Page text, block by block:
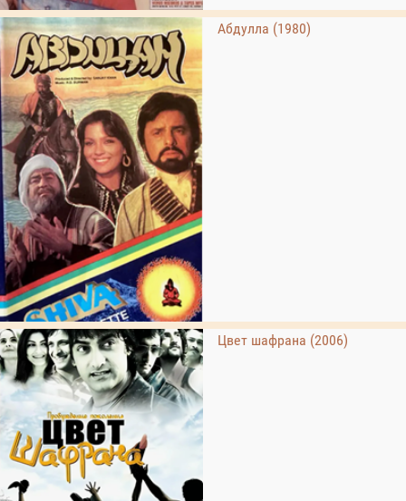
Абдулла (1980)
Цвет шафрана (2006)